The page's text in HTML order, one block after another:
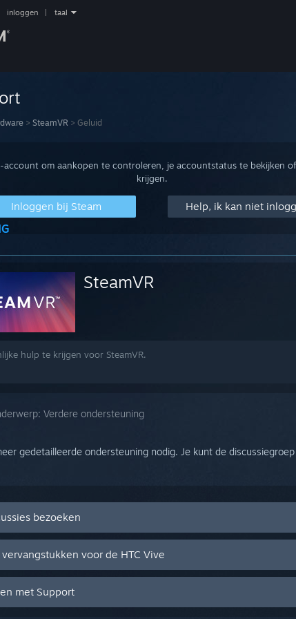
inloggen taal
> SteamVR > Geluid
account om aankopen te controleren, je accountstatus te bekijken
krijgen.
Inloggen bij Steam Help, ik kan niet
SteamVR
hulp te krijgen voor SteamVR.
Verdere ondersteuning
gedetailleerde ondersteuning nodig. Je kunt de
bezoeken
voor de HTC Vive
met Support